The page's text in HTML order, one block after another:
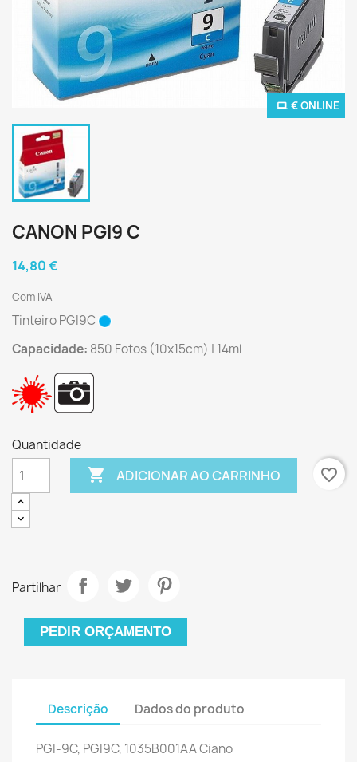
€ ONLINE
CANON PGI9 C
14,80 €
Com IVA
Tinteiro PGI9C
Capacidade: 850 Fotos (10x15cm) | 14ml
Quantidade
 ADICIONAR AO CARRINHO favorite_border
Partilhar
PEDIR ORÇAMENTO
Descrição Dados do produto
PGI-9C, PGI9C, 1035B001AACiano